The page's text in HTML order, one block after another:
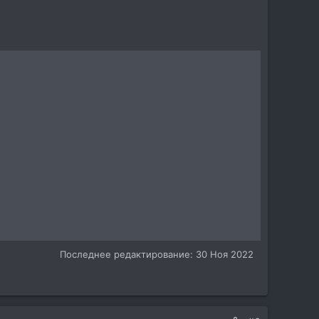
Последнее редактирование: 30 Ноя 2022